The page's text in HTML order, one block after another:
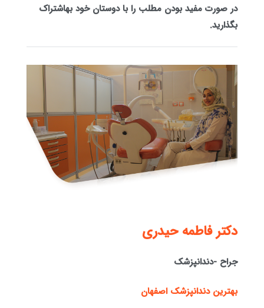
در صورت مفید بودن مطلب را با دوستان خود بهاشتراک
بگذارید.
دكتر فاطمه حيدری
جراح -دندانپزشک
بهترین دندانپزشک اصفهان